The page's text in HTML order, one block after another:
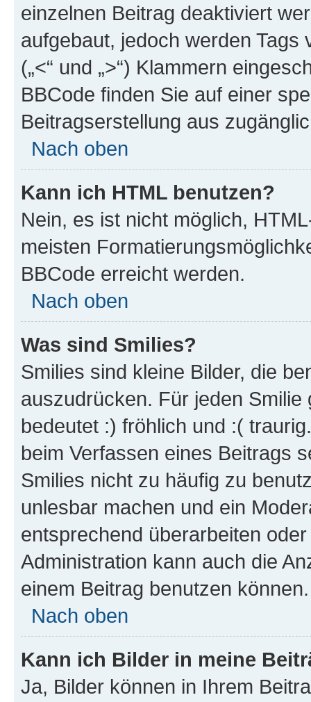
einzelnen Beitrag deaktiviert
aufgebaut, jedoch werden Tags
(„<“ und „>“) Klammern
BBCode finden Sie auf einer
Beitragserstellung aus
Nach oben
Kann ich HTML benutzen?
Nein, es ist nicht möglich,
meisten
BBCode erreicht werden.
Nach oben
Was sind Smilies?
Smilies sind kleine Bilder, die
auszudrücken. Für jeden
bedeutet :) fröhlich und :(
beim Verfassen eines Beitrags
Smilies nicht zu häufig zu
unlesbar machen und ein
entsprechend überarbeiten
Administration kann auch die
einem Beitrag benutzen können.
Nach oben
Kann ich Bilder in meine
Ja, Bilder können in Ihrem